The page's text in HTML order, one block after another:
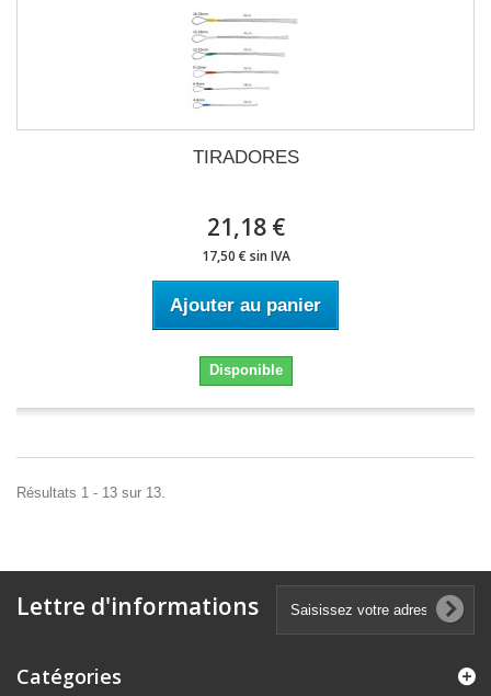
TIRADORES
21,18 €
17,50 € sin IVA
Ajouter au panier
Disponible
Résultats 1 - 13 sur 13.
Lettre d'informations
Catégories